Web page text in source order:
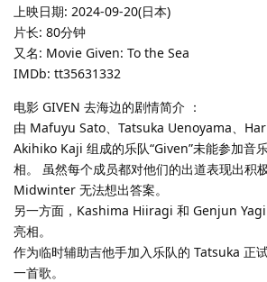
上映日期: 2024-09-20(日本)
片长: 80分钟
又名: Movie Given: To the Sea
IMDb: tt35631332
电影 GIVEN 去海边的剧情简介 ：
由 Mafuyu Sato、Tatsuka Uenoyama、
Akihiko Kaji 组成的乐队“Given”未能参加音
相。 虽然每个成员都对他们的出道表现出积
Midwinter 无法想出答案。
另一方面，Kashima Hiiragi 和 Genjun Yagi
亮相。
作为临时辅助吉他手加入乐队的 Tatsuka 正
一首歌。